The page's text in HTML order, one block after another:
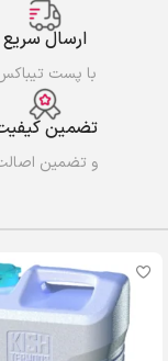
ارسال سریع
با پست
تضمین
و تضمین